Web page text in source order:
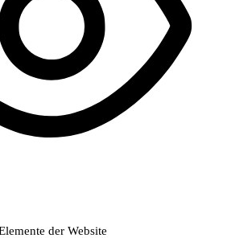
der Website